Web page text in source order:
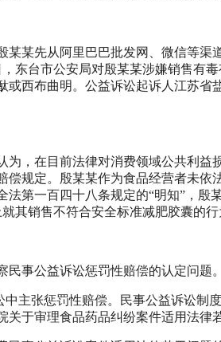
某先从阿里巴巴批发网、微信等渠
东台市公安局对殷某某涉嫌销售
或西布曲明。公益诉讼起诉人江苏
在目前法律对消费领域公共利益
偿规定。殷某某作为食品经营者未
法第一百四十八条规定的“明知”，
其销售不符合安全标准减肥胶囊的
事公益诉讼惩罚性赔偿的认定问题。
张惩罚性赔偿。民事公益诉讼制
于审理食品药品纠纷案件适用法律